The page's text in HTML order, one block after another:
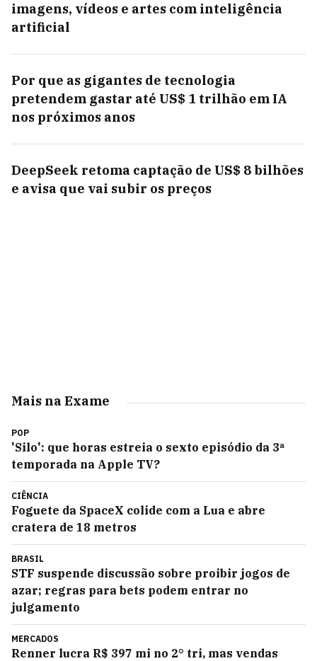
imagens, vídeos e artes com inteligência
artificial
Por que as gigantes de tecnologia
pretendem gastar até US$ 1 trilhão em IA
nos próximos anos
DeepSeek retoma captação de US$ 8 bilhões
e avisa que vai subir os preços
Mais na Exame
POP
'Silo': que horas estreia o sexto episódio da 3ª
temporada na Apple TV?
CIÊNCIA
Foguete da SpaceX colide com a Lua e abre
cratera de 18 metros
BRASIL
STF suspende discussão sobre proibir jogos de
azar; regras para bets podem entrar no
julgamento
MERCADOS
Renner lucra R$ 397 mi no 2° tri, mas vendas